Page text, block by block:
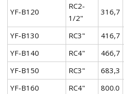
YF-B120
RC2-
1/2"
316,7
YF-B130 RC3" 416,7
YF-B140
RC4" 466,7
YF-B150
RC3" 683,3
YF-B160
RC4" 800.0